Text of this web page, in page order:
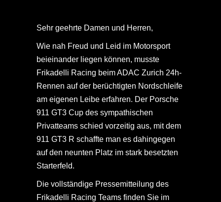
Sehr geehrte Damen und Herren,
Wie nah Freud und Leid im Motorsport
beieinander liegen können, musste
Frikadelli Racing beim ADAC Zurich 24h-
Rennen auf der berüchtigten Nordschleife
am eigenen Leibe erfahren. Der Porsche
911 GT3 Cup des sympathischen
Privatteams schied vorzeitig aus, mit dem
911 GT3 R schaffte man es dahingegen
auf den neunten Platz im stark besetzten
Starterfeld.
Die vollständige Pressemitteilung des
Frikadelli Racing Teams finden Sie im